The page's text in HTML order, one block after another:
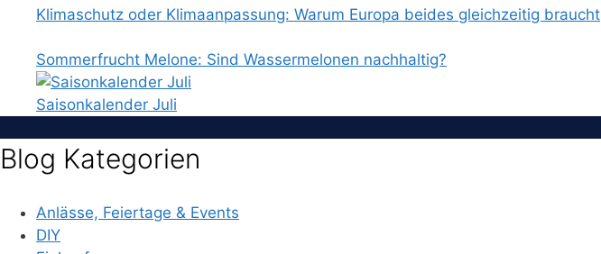
Klimaschutz oder Klimaanpassung: Warum Europa beides gleichzeitig braucht
Sommerfrucht Melone: Sind Wassermelonen nachhaltig?
Saisonkalender Juli
Blog Kategorien
Anlässe, Feiertage & Events
DIY